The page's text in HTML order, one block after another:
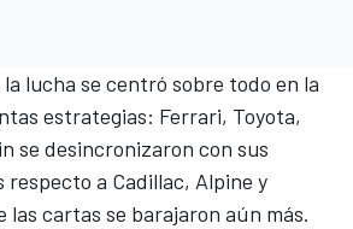
lucha se centró sobre todo en la
estrategias: Ferrari, Toyota,
se desincronizaron con sus
respecto a Cadillac, Alpine y
las cartas se barajaron aún más.